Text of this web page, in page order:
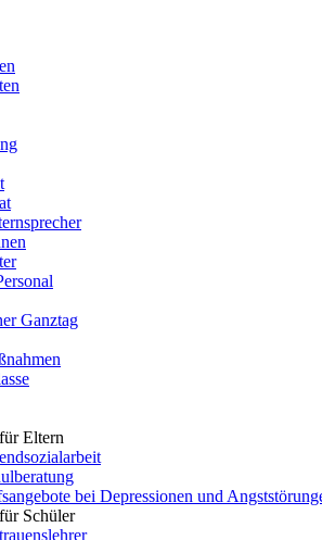
Ganztag
Eltern
bei Depressionen und
Schüler